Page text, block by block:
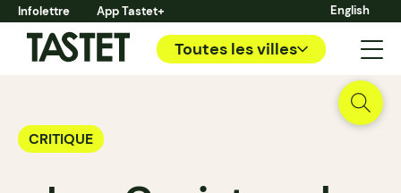
Infolettre App Tastet+ English
Toutes les villes
CRITIQUE